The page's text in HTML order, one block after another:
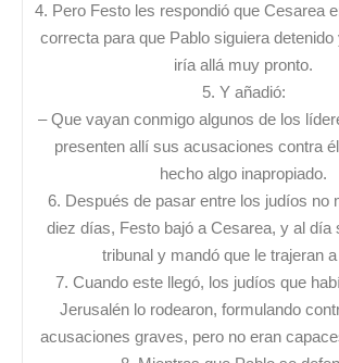
4. Pero Festo les respondió que Cesarea
correcta para que Pablo siguiera
iría allá muy pronto.
5. Y añadió:
– Que vayan conmigo algunos de los
presenten allí sus acusaciones contra
hecho algo inapropiado.
6. Después de pasar entre los judíos no
diez días, Festo bajó a Cesarea, y al día
tribunal y mandó que le trajeran
7. Cuando este llegó, los judíos que
Jerusalén lo rodearon, formulando
acusaciones graves, pero no eran